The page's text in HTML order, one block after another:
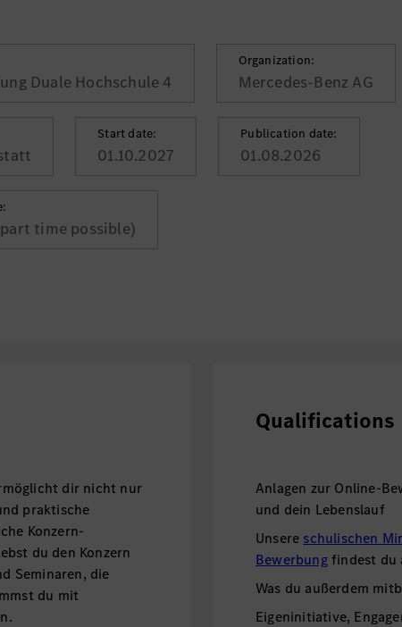
Duale Hochschule 4
Organization:
Mercedes-Benz AG
Start date:
01.10.2027
Publication date:
01.08.2026
time possible)
dir nicht nur
praktische
Konzern-
du den Konzern
Seminaren, die
du mit
Qualifications
Anlagen zur Online-
und dein Lebenslauf
Unsere schulischen
Bewerbungfindest du
Was du außerdem
Eigeninitiative,